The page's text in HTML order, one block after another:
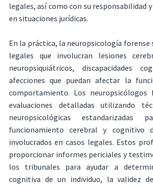
legales, así como con su responsabilidad
en situaciones jurídicas.
En la práctica, la neuropsicología forense
legales que involucran lesiones
neuropsiquiátricos, discapacidades
afecciones que puedan afectar la
comportamiento. Los neuropsicólogos
evaluaciones detalladas utilizando
neuropsicológicas estandarizadas
funcionamiento cerebral y cognitivo
involucrados en casos legales. Estos
proporcionar informes periciales y
los tribunales para ayudar a
cognitiva de un individuo, la validez